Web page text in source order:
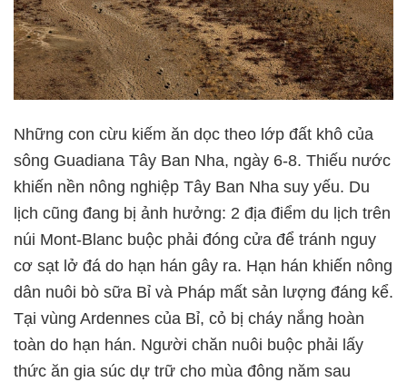
Những con cừu kiếm ăn dọc theo lớp đất khô của
sông Guadiana Tây Ban Nha, ngày 6-8. Thiếu nước
khiến nền nông nghiệp Tây Ban Nha suy yếu. Du
lịch cũng đang bị ảnh hưởng: 2 địa điểm du lịch trên
núi Mont-Blanc buộc phải đóng cửa để tránh nguy
cơ sạt lở đá do hạn hán gây ra. Hạn hán khiến nông
dân nuôi bò sữa Bỉ và Pháp mất sản lượng đáng kể.
Tại vùng Ardennes của Bỉ, cỏ bị cháy nắng hoàn
toàn do hạn hán. Người chăn nuôi buộc phải lấy
thức ăn gia súc dự trữ cho mùa đông năm sau